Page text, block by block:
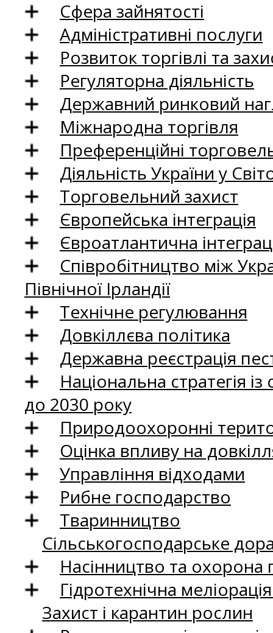
Сфера зайнятості
Адміністративні послуги
Розвиток торгівлі та
Регуляторна діяльність
Державний ринковий
Міжнародна торгівля
Преференційні
Діяльність України у
Торговельний захист
Європейська інтеграція
Євроатлантична
Співробітництво між
Північної Ірландії
Технічне регулювання
Довкіллєва політика
Державна реєстрація
Національна стратегія
до 2030 року
Природоохоронні
Оцінка впливу на
Управління відходами
Рибне господарство
Тваринництво
Сільськогосподарське
Насінництво та
Гідротехнічна
Захист і карантин рослин